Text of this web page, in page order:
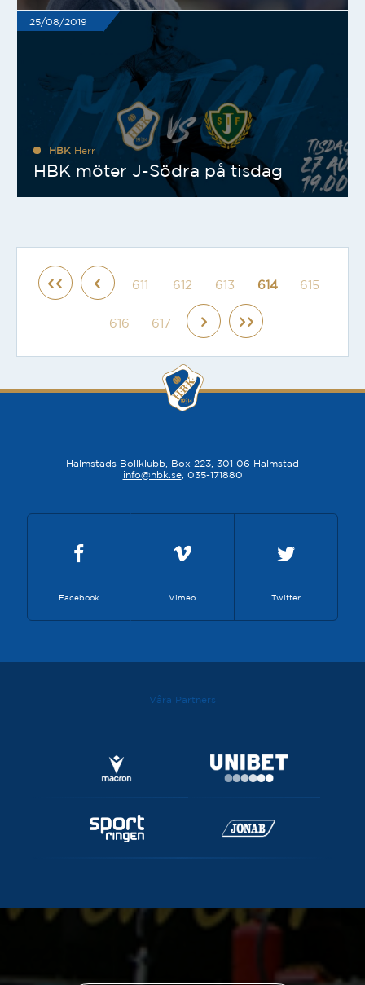
25/08/2019
HBK Herr
HBK möter J-Södra på tisdag
611 612 613 614 615
616 617
Halmstads Bollklubb, Box 223, 301 06 Halmstad
info@hbk.se, 035-171880
Facebook Vimeo Twitter
Våra Partners